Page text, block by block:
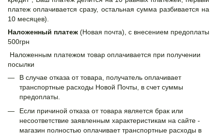
платеж оплачивается сразу, остальная сумма разбивается на
10 месяцев).
Наложенный платеж (Новая почта), с внесением предоплаты
500грн
Наложенным платежом товар оплачивается при получении
посылки
В случае отказа от товара, получатель оплачивает
транспортные расходы Новой Почты, в счет суммы
предоплаты.
Если причиной отказа от товара является брак или
несоответствие заявленным характеристикам на сайте -
магазин полностью оплачивает транспортные расходы в